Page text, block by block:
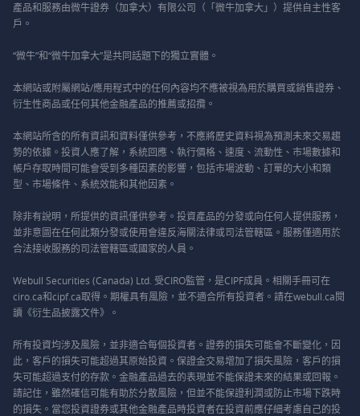
產品和服務由微牛證券（加拿大）有限公司（「微牛加拿大」）提供自主性客
戶。
“微牛”和“微牛加拿大”是共同話題下的獨立實體。
本網站或附屬網站/應用程式中的任何內容均不應被視為用於購買或銷售證券、
衍生性商品或任何其他金融產品的推薦或招攬。
本網站所含的所有資訊和資料僅供參考，不應將歷史資料視為預測未來交易趨
勢的依據。投資人應了解，系統回應、執行價格、速度、流動性、市場數據和
帳戶存取時間可能會受到多種因素的影響，包括市場波動、訂單的大小和類
型、市場條件、系統效能和其他因素。
除非有說明，所提供的資訊僅供參考。投資產品的分發或向任何人提供服務，
並非意圖在任何此類分發或使用會違反海關法律或司法管轄區。服務僅適用於
合法接收服務的司法管轄區或國家的人員。
Webull Securities (Canada) Ltd. 受CIRO監管，是CIPF成員。相關手冊可在
ciro.ca和cipf.ca取得。期權具有風險，並不適合所有投資者。請在webull.ca閱
讀《衍生品披露文件》。
所有投資均涉及風險，並非適合每個投資者。證券的損失可能會不斷變化，因
此，客戶的損失可能超過其原始投資。保證金交易增加了損失風險，客戶的損
失可能超過支付的存款。金融產品過去的表現並不能保證未來的結果或回報。
請記住，雖然確信可能有助於分散風險，但並不能保證利潤或防止市場下跌時
的損失。當您投資證券或其他金融產品時投資者在投資前應仔細考慮自己的投